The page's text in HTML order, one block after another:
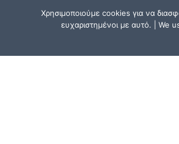
Χρησιμοποιούμε cookies για να
ευχαριστημένοι με αυτό. |